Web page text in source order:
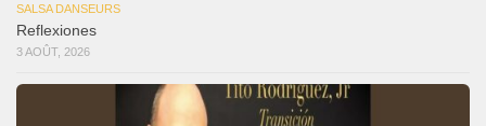
SALSA DANSEURS
Reflexiones
3 AOÛT, 2026